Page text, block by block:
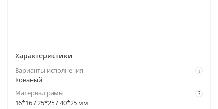
Характеристики
?
Варианты исполнения
Кованый
?
Материал рамы
16*16 / 25*25 / 40*25 мм